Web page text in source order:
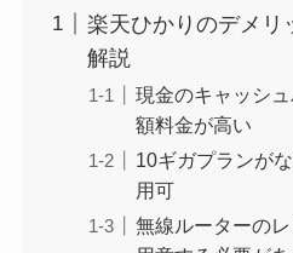
楽天ひかりのデメリ
解説
現金のキャッシ
額料金が高い
10ギガプランが
用可
無線ルーターの